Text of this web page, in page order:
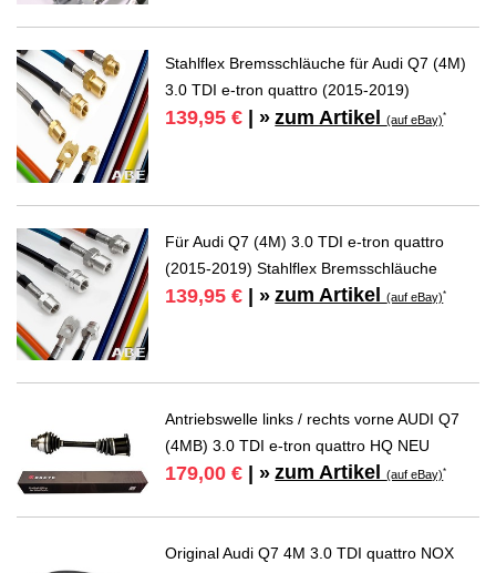
Stahlflex Bremsschläuche für Audi Q7 (4M)
3.0 TDI e-tron quattro (2015-2019)
139,95 € | » zum Artikel(auf eBay)*
Für Audi Q7 (4M) 3.0 TDI e-tron quattro
(2015-2019) Stahlflex Bremsschläuche
139,95 € | » zum Artikel(auf eBay)*
Antriebswelle links / rechts vorne AUDI Q7
(4MB) 3.0 TDI e-tron quattro HQ NEU
179,00 € | » zum Artikel(auf eBay)*
Original Audi Q7 4M 3.0 TDI quattro NOX